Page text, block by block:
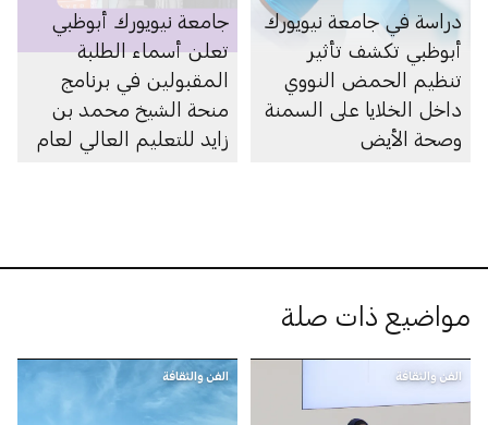
دراسة في جامعة نيويورك
أبوظبي تكشف تأثير
تنظيم الحمض النووي
داخل الخلايا على السمنة
وصحة الأيض
جامعة نيويورك أبوظبي
تعلن أسماء الطلبة
المقبولين في برنامج
منحة الشيخ محمد بن
زايد للتعليم العالي لعام
مواضيع ذات صلة
الفن والثقافة الفن والثقافة